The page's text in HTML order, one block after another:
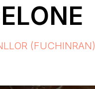
(FUCHINRAN)